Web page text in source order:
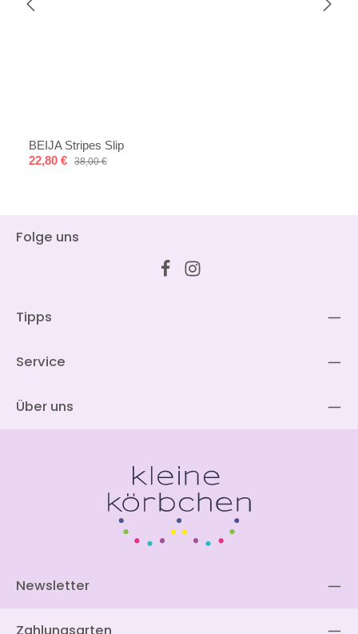
BEIJA Stripes Slip
Verkaufspreis:
22,80 € Regulärer Preis:
38,00 €
Folge uns
Tipps
Service
Über uns
Newsletter
Zahlungsarten